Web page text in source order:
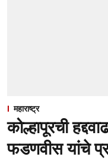
महाराष्ट्र
कोल्हापूरची
फडणवीस यांचे